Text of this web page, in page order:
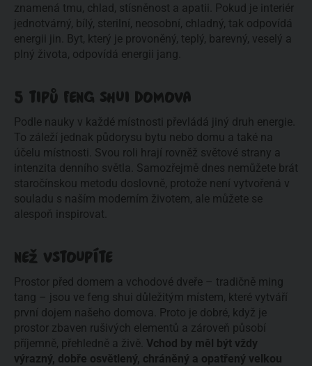
znamená tmu, chlad, stísněnost a apatii. Pokud je interiér
jednotvárný, bílý, sterilní, neosobní, chladný, tak odpovídá
energii jin. Byt, který je provoněný, teplý, barevný, veselý a
plný života, odpovídá energii jang.
5 TIPŮ FENG SHUI DOMOVA
Podle nauky v každé místnosti převládá jiný druh energie.
To záleží jednak půdorysu bytu nebo domu a také na
účelu místnosti. Svou roli hrají rovněž světové strany a
intenzita denního světla. Samozřejmě dnes nemůžete brát
staročínskou metodu doslovně, protože není vytvořená v
souladu s naším moderním životem, ale můžete se
alespoň inspirovat.
NEŽ VSTOUPÍTE
Prostor před domem a vchodové dveře – tradičně ming
tang – jsou ve feng shui důležitým místem, které vytváří
první dojem našeho domova. Proto je dobré, když je
prostor zbaven rušivých elementů a zá­roveň působí
příjemně, přehledně a živě. Vchod by měl být vždy
výrazný, dobře osvětlený, chráněný a opatřený velkou